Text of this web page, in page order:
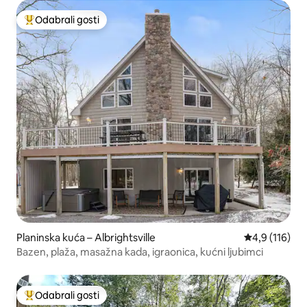
Među najviše rangiranima s oznakom „Odabrali gosti”
Odabrali gosti
Planinska kuća – Albrightsville Prosječna
4,9 (116)
Bazen, plaža, masažna kada, igraonica, kućni ljubimci
Među najviše rangiranima s oznakom „Odabrali gosti”
Odabrali gosti